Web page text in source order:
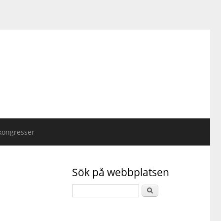
Sök på webbplatsen